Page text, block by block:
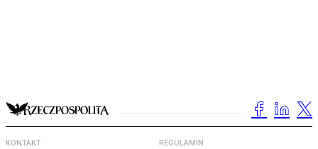
KONTAKT REGULAMIN